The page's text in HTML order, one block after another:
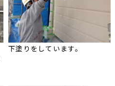
下塗りをしています。